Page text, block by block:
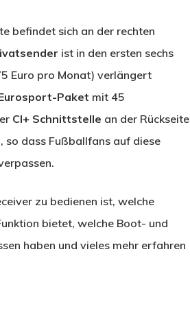
befindet sich an der rechten
ist in den ersten sechs
Euro pro Monat) verlängert
Paket mit 45
CI+ Schnittstelle an der Rückseite
so dass Fußballfans auf diese
zu bedienen ist, welche
bietet, welche Boot- und
haben und vieles mehr erfahren